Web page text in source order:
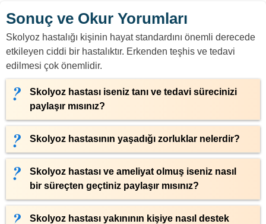
Sonuç ve Okur Yorumları
Skolyoz hastalığı kişinin hayat standardını önemli derecede
etkileyen ciddi bir hastalıktır. Erkenden teşhis ve tedavi
edilmesi çok önemlidir.
Skolyoz hastası iseniz tanı ve tedavi sürecinizi
paylaşır mısınız?
Skolyoz hastasının yaşadığı zorluklar nelerdir?
Skolyoz hastası ve ameliyat olmuş iseniz nasıl
bir süreçten geçtiniz paylaşır mısınız?
Skolyoz hastası yakınının kişiye nasıl destek